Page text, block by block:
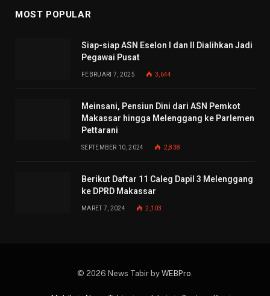
MOST POPULAR
Siap-siap ASN Eselon I dan II Dialihkan Jadi
Pegawai Pusat
FEBRUARI 7, 2025 3,644
Meinsani, Pensiun Dini dari ASN Pemkot
Makassar hingga Melenggang ke Parlemen
Pettarani
SEPTEMBER 10, 2024 2,838
Berikut Daftar 11 Caleg Dapil 3 Melenggang
ke DPRD Makassar
MARET 7, 2024 2,103
© 2026 News Tabir by WEBPro.